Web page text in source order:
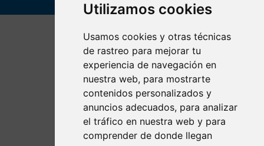
Utilizamos cookies
Usamos cookies y otras técnicas
de rastreo para mejorar tu
experiencia de navegación en
nuestra web, para mostrarte
contenidos personalizados y
anuncios adecuados, para analizar
el tráfico en nuestra web y para
comprender de donde llegan